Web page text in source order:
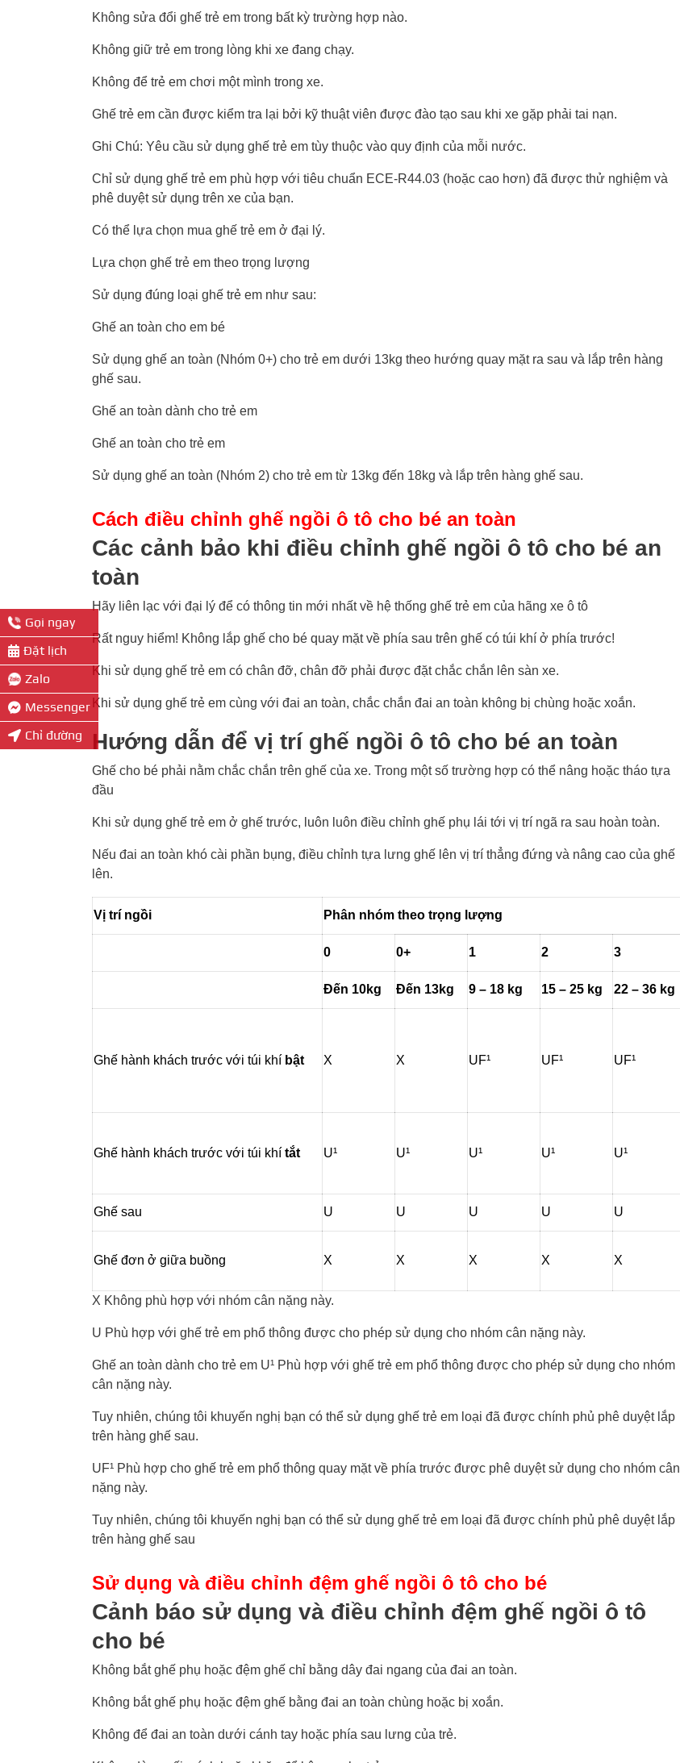
Không sửa đổi ghế trẻ em trong bất kỳ trường hợp nào.
Không giữ trẻ em trong lòng khi xe đang chạy.
Không để trẻ em chơi một mình trong xe.
Ghế trẻ em cần được kiểm tra lại bởi kỹ thuật viên được đào tạo sau khi xe gặp phải tai nạn.
Ghi Chú: Yêu cầu sử dụng ghế trẻ em tùy thuộc vào quy định của mỗi nước.
Chỉ sử dụng ghế trẻ em phù hợp với tiêu chuẩn ECE-R44.03 (hoặc cao hơn) đã được thử nghiệm và
phê duyệt sử dụng trên xe của bạn.
Có thể lựa chọn mua ghế trẻ em ở đại lý.
Lựa chọn ghế trẻ em theo trọng lượng
Sử dụng đúng loại ghế trẻ em như sau:
Ghế an toàn cho em bé
Sử dụng ghế an toàn (Nhóm 0+) cho trẻ em dưới 13kg theo hướng quay mặt ra sau và lắp trên hàng
ghế sau.
Ghế an toàn dành cho trẻ em
Ghế an toàn cho trẻ em
Sử dụng ghế an toàn (Nhóm 2) cho trẻ em từ 13kg đến 18kg và lắp trên hàng ghế sau.
Cách điều chỉnh ghế ngồi ô tô cho bé an toàn
Các cảnh bảo khi điều chỉnh ghế ngồi ô tô cho bé an
toàn
Hãy liên lạc với đại lý để có thông tin mới nhất về hệ thống ghế trẻ em của hãng xe ô tô
Rất nguy hiểm! Không lắp ghế cho bé quay mặt về phía sau trên ghế có túi khí ở phía trước!
Khi sử dụng ghế trẻ em có chân đỡ, chân đỡ phải được đặt chắc chắn lên sàn xe.
Khi sử dụng ghế trẻ em cùng với đai an toàn, chắc chắn đai an toàn không bị chùng hoặc xoắn.
Hướng dẫn để vị trí ghế ngồi ô tô cho bé an toàn
Ghế cho bé phải nằm chắc chắn trên ghế của xe. Trong một số trường hợp có thể nâng hoặc tháo tựa
đầu
Khi sử dụng ghế trẻ em ở ghế trước, luôn luôn điều chỉnh ghế phụ lái tới vị trí ngã ra sau hoàn toàn.
Nếu đai an toàn khó cài phần bụng, điều chỉnh tựa lưng ghế lên vị trí thẳng đứng và nâng cao của ghế
lên.
Vị trí ngồi Phân nhóm theo trọng lượng
0 0+ 1 2 3
Đến 10kg Đến 13kg 9 – 18 kg 15 – 25 kg 22 – 36 kg
Ghế hành khách trước với túi khí bật X X UF¹ UF¹ UF¹
Ghế hành khách trước với túi khí tắt U¹ U¹ U¹ U¹ U¹
Ghế sau U U U U U
Ghế đơn ở giữa buồng X X X X X
X Không phù hợp với nhóm cân nặng này.
U Phù hợp với ghế trẻ em phổ thông được cho phép sử dụng cho nhóm cân nặng này.
Ghế an toàn dành cho trẻ em U¹ Phù hợp với ghế trẻ em phổ thông được cho phép sử dụng cho nhóm
cân nặng này.
Tuy nhiên, chúng tôi khuyến nghị bạn có thể sử dụng ghế trẻ em loại đã được chính phủ phê duyệt lắp
trên hàng ghế sau.
UF¹ Phù hợp cho ghế trẻ em phổ thông quay mặt về phía trước được phê duyệt sử dụng cho nhóm cân
nặng này.
Tuy nhiên, chúng tôi khuyến nghị bạn có thể sử dụng ghế trẻ em loại đã được chính phủ phê duyệt lắp
trên hàng ghế sau
Sử dụng và điều chỉnh đệm ghế ngồi ô tô cho bé
Cảnh báo sử dụng và điều chỉnh đệm ghế ngồi ô tô
cho bé
Không bắt ghế phụ hoặc đệm ghế chỉ bằng dây đai ngang của đai an toàn.
Không bắt ghế phụ hoặc đệm ghế bằng đai an toàn chùng hoặc bị xoắn.
Không để đai an toàn dưới cánh tay hoặc phía sau lưng của trẻ.
Gọi ngay
Đặt lịch
Zalo
Messenger
Chỉ đường